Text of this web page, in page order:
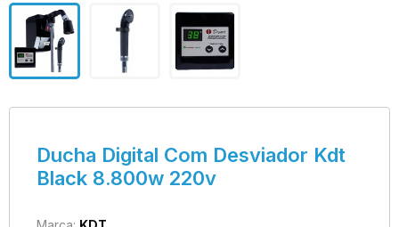
Ducha Digital Com Desviador Kdt
Black 8.800w 220v